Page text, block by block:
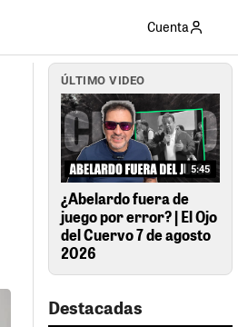
Cuenta
ÚLTIMO VIDEO
5:45
¿Abelardo fuera de
juego por error? | El Ojo
del Cuervo 7 de agosto
2026
Destacadas